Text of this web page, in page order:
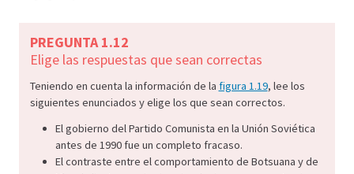
PREGUNTA 1.12
Elige las respuestas que sean correctas
Teniendo en cuenta la información de la figura 1.19, lee los
siguientes enunciados y elige los que sean correctos.
El gobierno del Partido Comunista en la Unión Soviética
antes de 1990 fue un completo fracaso.
El contraste entre el comportamiento de Botsuana y de